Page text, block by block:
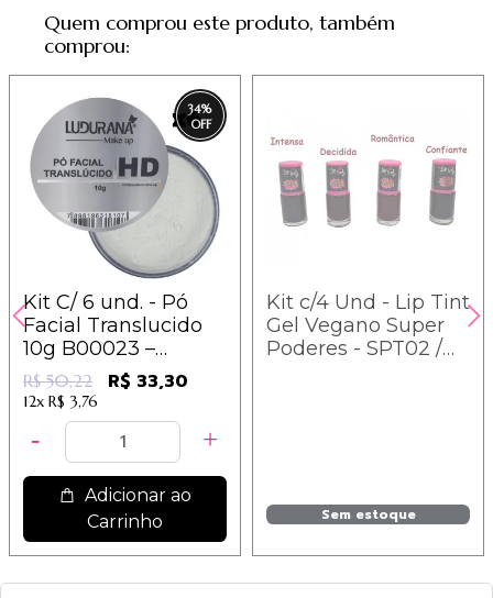
Quem comprou este produto, também
comprou:
34%
Kit C/ 6 und. - Pó
Facial Translucido
10g B00023 –
Ludurana / 8,37
R$ 50,22 R$ 33,30
12x R$ 3,76
Adicionar ao
Carrinho
Kit c/4 Und - Lip Tint
Gel Vegano Super
Poderes - SPT02 /
Sem estoque